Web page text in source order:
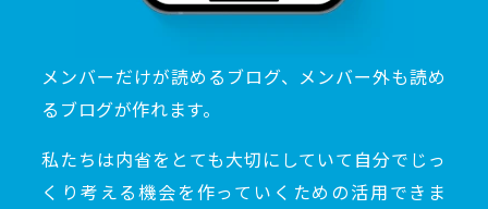
メンバーだけが読めるブログ、メンバー外も読め
るブログが作れます。
私たちは内省をとても大切にしていて自分でじっ
くり考える機会を作っていくための活用できま